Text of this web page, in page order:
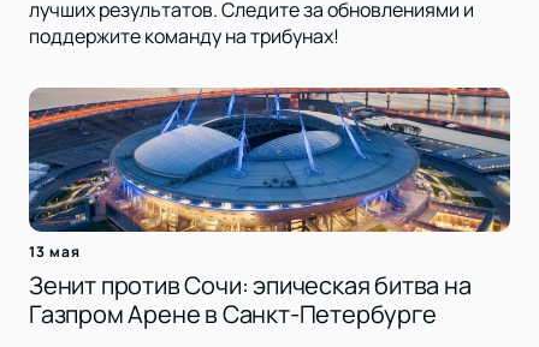
лучших результатов. Следите за обновлениями и
поддержите команду на трибунах!
13 мая
Зенит против Сочи: эпическая битва на
Газпром Арене в Санкт-Петербурге